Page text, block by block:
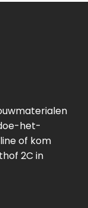
het-
of kom
2C in